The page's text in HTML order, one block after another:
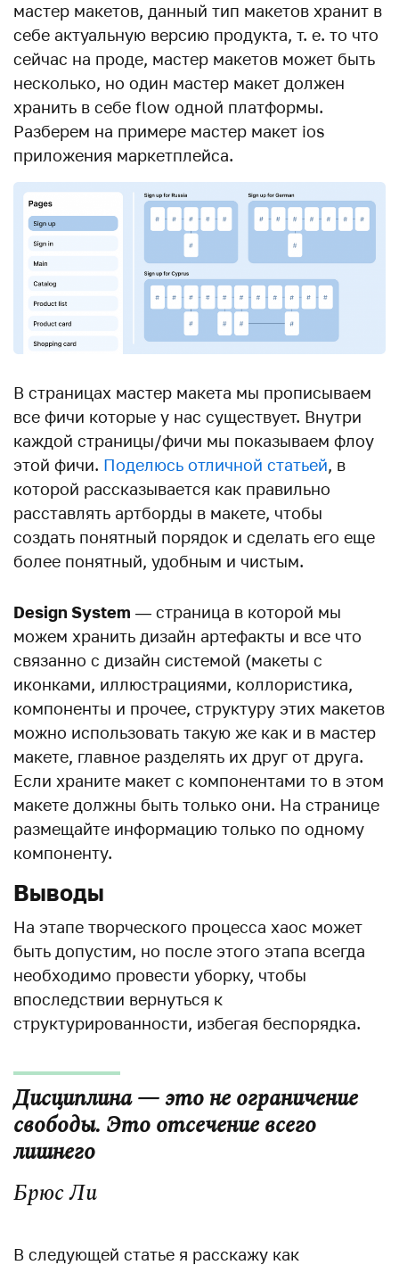
мастер макетов, данный тип макетов хранит в
себе актуальную версию продукта, т. е. то что
сейчас на проде, мастер макетов может быть
несколько, но один мастер макет должен
хранить в себе flow одной платформы.
Разберем на примере мастер макет ios
приложения маркетплейса.
В страницах мастер макета мы прописываем
все фичи которые у нас существует. Внутри
каждой страницы/фичи мы показываем флоу
этой фичи. Поделюсь отличной статьей, в
которой рассказывается как правильно
расставлять артборды в макете, чтобы
создать понятный порядок и сделать его еще
более понятный, удобным и чистым.
Design System — страница в которой мы
можем хранить дизайн артефакты и все что
связанно с дизайн системой (макеты с
иконками, иллюстрациями, коллористика,
компоненты и прочее, структуру этих макетов
можно использовать такую же как и в мастер
макете, главное разделять их друг от друга.
Если храните макет с компонентами то в этом
макете должны быть только они. На странице
размещайте информацию только по одному
компоненту.
Выводы
На этапе творческого процесса хаос может
быть допустим, но после этого этапа всегда
необходимо провести уборку, чтобы
впоследствии вернуться к
структурированности, избегая беспорядка.
Дисциплина — это не ограничение
свободы. Это отсечение всего
лишнего
Брюс Ли
В следующей статье я расскажу как